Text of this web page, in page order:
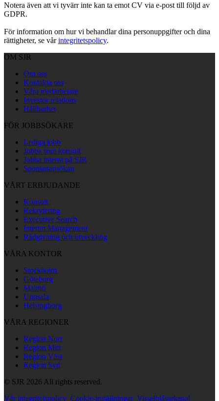
Notera även att vi tyvärr inte kan ta emot CV via e-post till följd av
GDPR.
För information om hur vi behandlar dina personuppgifter och dina
rättigheter, se vårintegritetspolicy.
OM SJR
Om oss
Kontakta oss
Våra medarbetare
Investor relations
Hållbarhet
FÖR JOBBSÖKARE
Lediga jobb
Jobba som konsult
Jobba internt på SJR
Spontanansökan
VÅRT ERBJUDANDE
Konsult
Rekrytering
Executive Search
Interim Management
Rådgivning och utveckling
VÅRA KONTOR
Stockholm
Göteborg
Malmö
Uppsala
Helsingborg
VÅRA REGIONER
Region Norr
Region Mitt
Region Väst
Region Syd
© SJR 2026 All rights reserved.
Vår integritetspolicy Cookie-inställningar Visselblåsarkanal